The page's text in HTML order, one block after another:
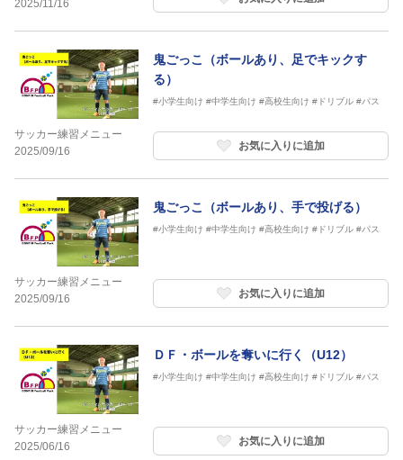
2025/11/16
サッカー練習メニュー
2025/09/16
鬼ごっこ（ボールあり、足でキックす
る）
#小学生向け #中学生向け #高校生向け #ドリブル #パス
お気に入りに追加
サッカー練習メニュー
2025/09/16
鬼ごっこ（ボールあり、手で投げる）
#小学生向け #中学生向け #高校生向け #ドリブル #パス
お気に入りに追加
サッカー練習メニュー
2025/06/16
ＤＦ・ボールを奪いに行く（U12）
#小学生向け #中学生向け #高校生向け #ドリブル #パス
お気に入りに追加